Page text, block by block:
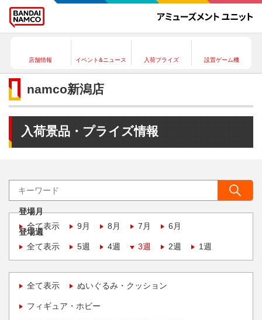
店舗情報 イベント&ニュース 入荷プライズ 設置ゲーム機
namco新潟店
入荷景品・プライズ情報
登場月
全て表示
9月 8月 7月 6月
登場週
全て表示
5週 4週 3週 2週 1週
全て表示 ぬいぐるみ・クッション
フィギュア・ホビー